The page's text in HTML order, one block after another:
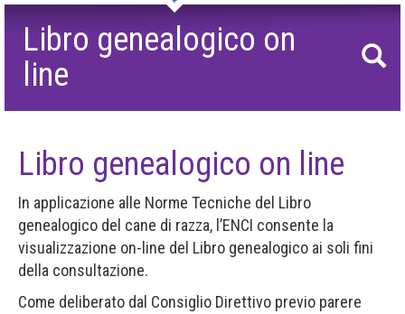
Libro genealogico on
line
Libro genealogico on line
In applicazione alle Norme Tecniche del Libro
genealogico del cane di razza, l’ENCI consente la
visualizzazione on-line del Libro genealogico ai soli fini
della consultazione.
Come deliberato dal Consiglio Direttivo previo parere